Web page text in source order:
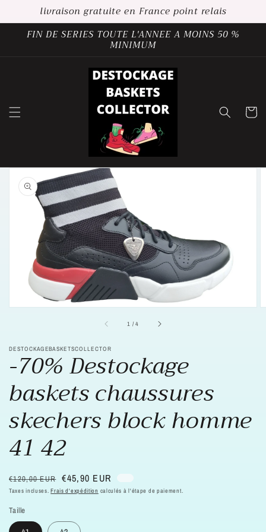
passer
au
contenu
livraison gratuite en France point relais
FIN DE SERIES TOUTE L'ANNEE A MOINS 50 %
MINIMUM
Panier
Passer aux
informations
produits
Ouvrir
1
des
supports
multimédia
dans
la
la
1 /sur
4
DESTOCKAGEBASKETSCOLLECTOR
-70% Destockage
baskets chaussures
skechers block homme
41 42
Prix
habituel
€120,00 EUR
Prix
soldé
€45,90 EUR
Taxes incluses.Frais d'expédition calculés à l'étape de paiement.
Taille